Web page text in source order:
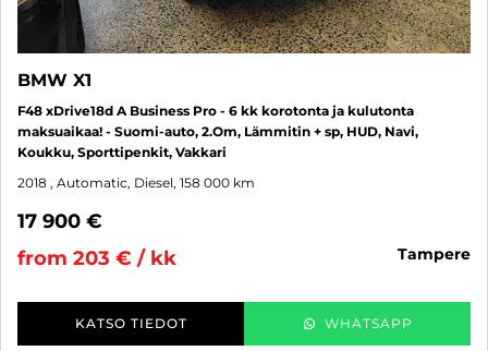
BMW X1
F48 xDrive18d A Business Pro - 6 kk korotonta ja kulutonta
maksuaikaa! - Suomi-auto, 2.Om, Lämmitin + sp, HUD, Navi,
Koukku, Sporttipenkit, Vakkari
2018 , Automatic, Diesel, 158 000 km
17 900 €
from 203 € / kk
tampere
KATSO TIEDOT WHATSAPP